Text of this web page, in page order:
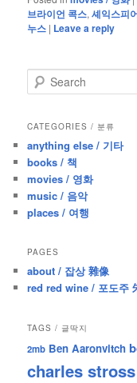
브라이언 콕스,셰익스피
누스 | Leave a reply
e
r
h
CATEGORIES / 분류
anything else / 기타
books / 책
movies / 영화
music / 음악
places / 여행
PAGES
about / 잡상 雜像
red red wine / 포도주
TAGS / 글딱지
2mb Ben Aaronvitch
charles stross